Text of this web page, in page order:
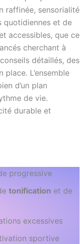
raffinée, sensorialité
quotidiennes et de
accessibles, que ce
cherchant à
détaillés, des
L’ensemble
d’un plan
de vie.
durable et
progressive
tonification et de
excessives
sportive